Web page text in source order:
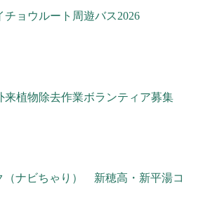
チョウルート周遊バス2026
来植物除去作業ボランティア募集
（ナビちゃり） 新穂高・新平湯コ